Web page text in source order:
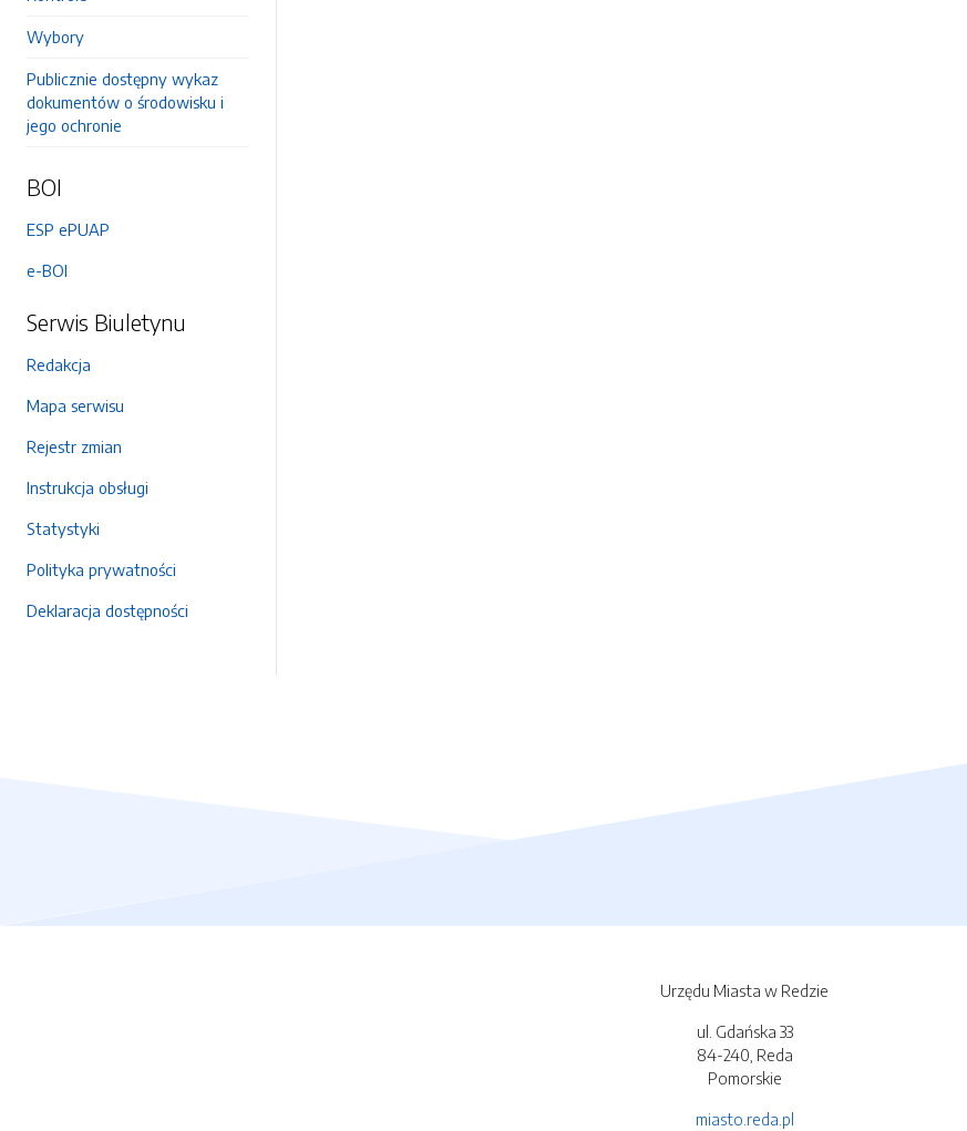
Wybory
Publicznie dostępny wykaz
dokumentów o środowisku i
jego ochronie
BOI
ESP ePUAP
e-BOI
Serwis Biuletynu
Redakcja
Mapa serwisu
Rejestr zmian
Instrukcja obsługi
Statystyki
Polityka prywatności
Deklaracja dostępności
Urzędu Miasta w Redzie
ul. Gdańska 33
84-240, Reda
Pomorskie
miasto.reda.pl